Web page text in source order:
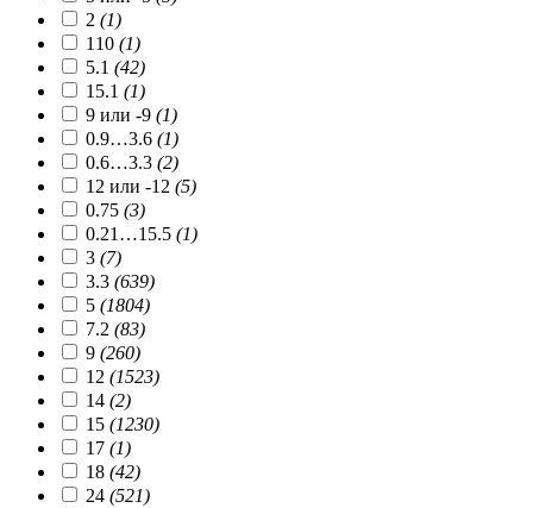
2 (1)
110 (1)
5.1 (42)
15.1 (1)
9 или -9 (1)
0.9…3.6 (1)
0.6…3.3 (2)
12 или -12 (5)
0.75 (3)
0.21…15.5 (1)
3 (7)
3.3 (639)
5 (1804)
7.2 (83)
9 (260)
12 (1523)
14 (2)
15 (1230)
17 (1)
18 (42)
24 (521)